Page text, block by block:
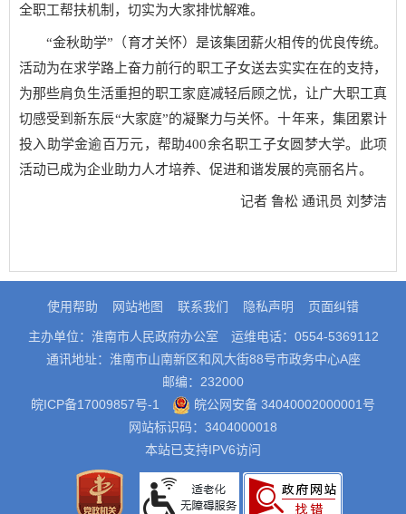
全职工帮扶机制，切实为大家排忧解难。
“金秋助学”（育才关怀）是该集团薪火相传的优良传统。
活动为在求学路上奋力前行的职工子女送去实实在在的支持，
为那些肩负生活重担的职工家庭减轻后顾之忧，让广大职工真
切感受到新东辰“大家庭”的凝聚力与关怀。十年来，集团累计
投入助学金逾百万元，帮助400余名职工子女圆梦大学。此项
活动已成为企业助力人才培养、促进和谐发展的亮丽名片。
记者 鲁松 通讯员 刘梦洁
使用帮助 网站地图 联系我们 隐私声明 页面纠错
主办单位：淮南市人民政府办公室
运维电话：0554-5369112
通讯地址：淮南市山南新区和风大街88号市政务中心A座
邮编：232000
皖ICP备17009857号-1
皖公网安备 34040002000001号
网站标识码：3404000018
本站已支持IPV6访问